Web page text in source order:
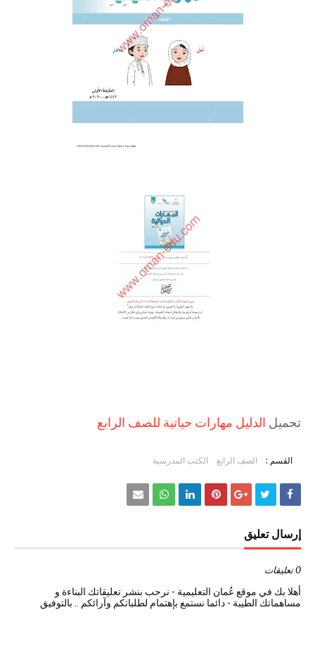
تحميل الدليل مهارات حياتية للصف الرابع
القسم : الصف الرابع الكتب المدرسية
إرسال تعليق
0 تعليقات
أهلا بك في موقع عُمان التعليمية - نرحب بنشر تعليقاتك البناءة و
مساهماتك الطيبة - دائما نستمع بإهتمام لطلباتكم وآرائكم .. بالتوفيق